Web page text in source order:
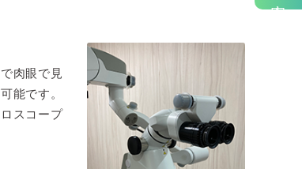
肉眼で見
能です。
スコープ